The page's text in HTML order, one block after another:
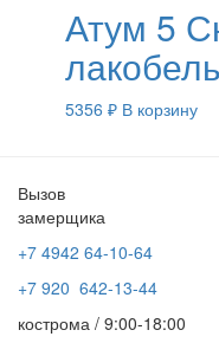
Атум 5
лакобель
5356 ₽ В корзину
Вызов
замерщика
+7 4942 64-10-64
+7 920 642-13-44
кострома / 9:00-18:00